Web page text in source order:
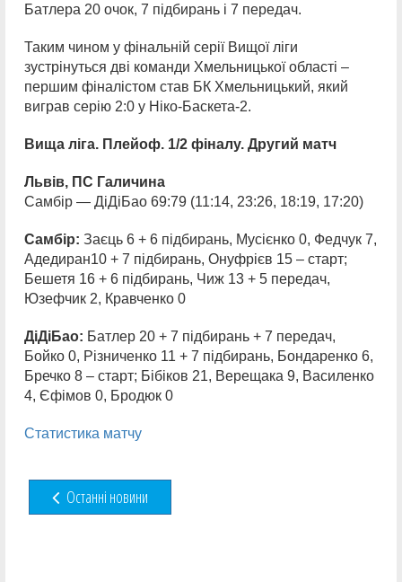
Батлера 20 очок, 7 підбирань і 7 передач.
Таким чином у фінальній серії Вищої ліги
зустрінуться дві команди Хмельницької області –
першим фіналістом став БК Хмельницький, який
виграв серію 2:0 у Ніко-Баскета-2.
Вища ліга. Плейоф. 1/2 фіналу. Другий матч
Львів, ПС Галичина
Самбір — ДіДіБао 69:79 (11:14, 23:26, 18:19, 17:20)
Самбір: Заєць 6 + 6 підбирань, Мусієнко 0, Федчук 7,
Адедиран10 + 7 підбирань, Онуфрієв 15 – старт;
Бешетя 16 + 6 підбирань, Чиж 13 + 5 передач,
Юзефчик 2, Кравченко 0
ДіДіБао: Батлер 20 + 7 підбирань + 7 передач,
Бойко 0, Різниченко 11 + 7 підбирань, Бондаренко 6,
Бречко 8 – старт; Бібіков 21, Верещака 9, Василенко
4, Єфімов 0, Бродюк 0
Статистика матчу
Останні новини